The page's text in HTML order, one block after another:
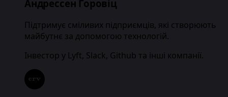
Андрессен Горовіц
Підтримує сміливих підприємців, які створюють
майбутнє за допомогою технологій.
Інвестор у Lyft, Slack, Github та інші компанії.